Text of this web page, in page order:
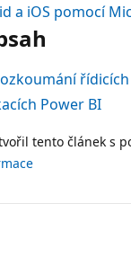
a iOS pomocí
Power BI
tento článek s